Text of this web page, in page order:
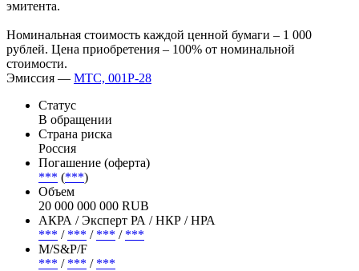
эмитента.
Номинальная стоимость каждой ценной бумаги – 1 000
рублей. Цена приобретения – 100% от номинальной
стоимости.
Эмиссия — МТС, 001Р-28
Статус
В обращении
Страна риска
Россия
Погашение (оферта)
*** (***)
Объем
20 000 000 000 RUB
АКРА / Эксперт РА / НКР / НРА
*** / *** / *** / ***
М/S&P/F
*** / *** / ***